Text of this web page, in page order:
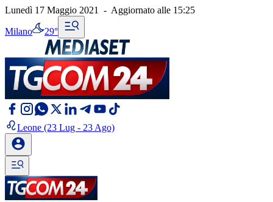
Lunedì 17 Maggio 2021 - Aggiornato alle 15:25
Milano 29°
Leone (23 Lug - 23 Ago)